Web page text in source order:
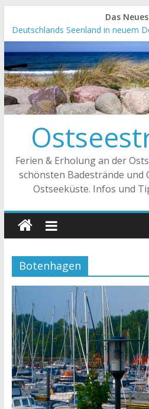
Das
Deutschlands Seenland in neuem
„Kellenhusen nach Hause
verfügbar
Neue Camping-Broschüre der
Neues Urlaubsmagazin für
erschienen
Meck-Pomm Short News Januar
Ferien & Erholung an der
schönsten Badestrände und
Ostseeküste. Infos und
Botenhagen